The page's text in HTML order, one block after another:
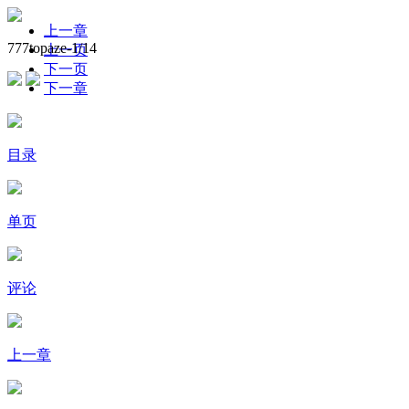
777topaze-1/14
上一章
上一页
下一页
下一章
目录
单页
评论
上一章